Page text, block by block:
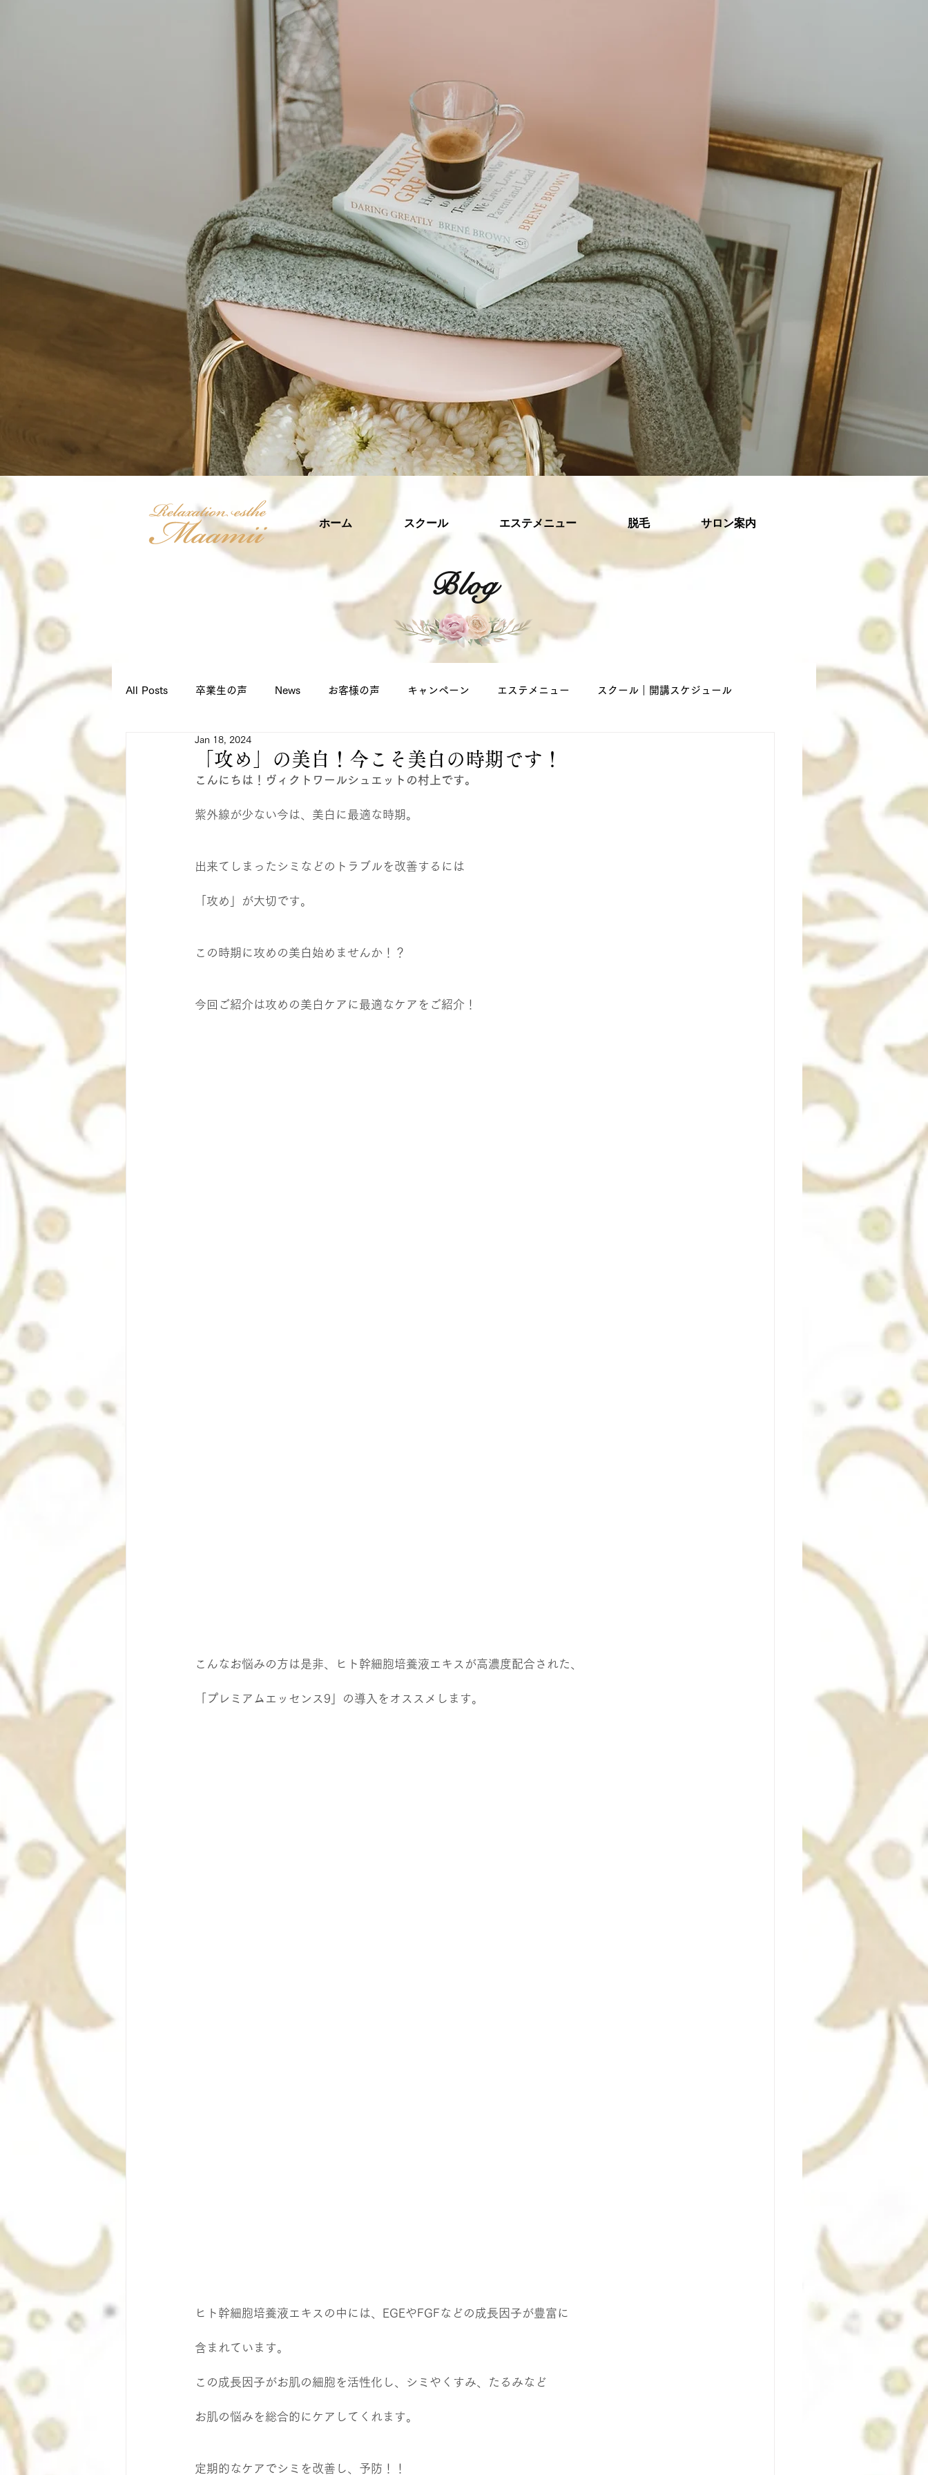
ホーム スクール エステメニュー 脱毛 サロン案内
​Blog
All Posts 卒業生の声 News お客様の声 キャンペーン エステメニュー スクール｜開講スケジュール
スクールからのお知らせ
「攻め」の美白！今こそ美白の時期です！
Jan 18, 2024
こんにちは！ヴィクトワールシュエットの村上です。
紫外線が少ない今は、美白に最適な時期。
出来てしまったシミなどのトラブルを改善するには
「攻め」が大切です。
この時期に攻めの美白始めませんか！？
今回ご紹介は攻めの美白ケアに最適なケアをご紹介！
こんなお悩みの方は是非、ヒト幹細胞培養液エキスが高濃度配合された、
「プレミアムエッセンス9」の導入をオススメします。
ヒト幹細胞培養液エキスの中には、EGEやFGFなどの成長因子が豊富に
含まれています。
この成長因子がお肌の細胞を活性化し、シミやくすみ、たるみなど
お肌の悩みを総合的にケアしてくれます。
定期的なケアでシミを改善し、予防！！